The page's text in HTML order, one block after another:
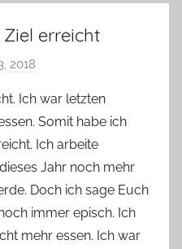
erreicht
2018
n
Y
v
o
n
n
e
Ich war letzten
Somit habe ich
Ich arbeite
Jahr noch mehr
Doch ich sage Euch
immer episch. Ich
mehr essen. Ich war